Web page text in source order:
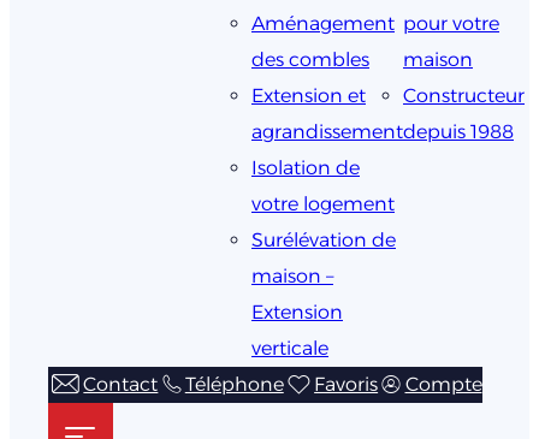
Aménagement
des combles
Extension et
agrandissement
Isolation de
votre logement
Surélévation de
maison –
Extension
verticale
pour votre
maison
Constructeur
depuis 1988
Contact Téléphone Favoris Compte